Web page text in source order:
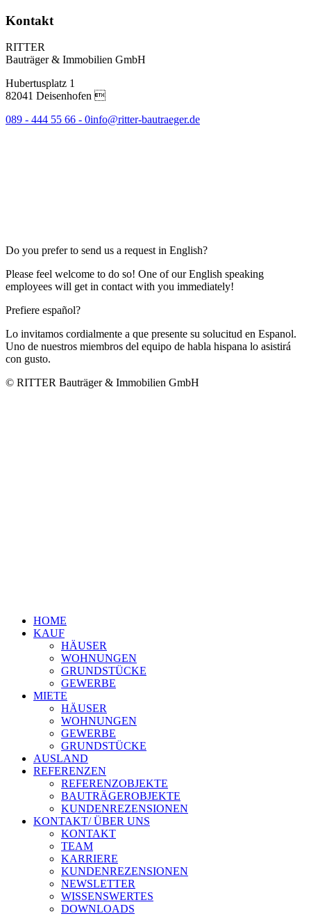
Kontakt
RITTER
Bauträger & Immobilien GmbH
Hubertusplatz 1
82041 Deisenhofen 
089 - 444 55 66 - 0info@ritter-bautraeger.de
Do you prefer to send us a request in English?
Please feel welcome to do so! One of our English speaking
employees will get in contact with you immediately!
Prefiere español?
Lo invitamos cordialmente a que presente su solucitud en Espanol.
Uno de nuestros miembros del equipo de habla hispana lo asistirá
con gusto.
© RITTER Bauträger & Immobilien GmbH
HOME
KAUF
HÄUSER
WOHNUNGEN
GRUNDSTÜCKE
GEWERBE
MIETE
HÄUSER
WOHNUNGEN
GEWERBE
GRUNDSTÜCKE
AUSLAND
REFERENZEN
REFERENZOBJEKTE
BAUTRÄGEROBJEKTE
KUNDENREZENSIONEN
KONTAKT/ ÜBER UNS
KONTAKT
TEAM
KARRIERE
KUNDENREZENSIONEN
NEWSLETTER
WISSENSWERTES
DOWNLOADS